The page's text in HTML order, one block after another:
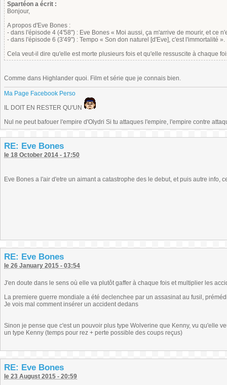
Spartéon a écrit :
Bonjour,
A propos d'Eve Bones :
- dans l'épisode 4 (4'58") : Eve Bones « Moi aussi, ça m'arrive de mourir, et ce
- dans l'épisode 6 (3'49") : Tempo « Son don naturel [d'Eve], c'est l'immortalité ».
Cela veut-il dire qu'elle est morte plusieurs fois et qu'elle ressuscite à chaque
Comme dans Highlander quoi. Film et série que je connais bien.
Ma Page Facebook Perso
IL DOIT EN RESTER QU'UN
Nul ne peut bafouer l'empire d'Olydri Si tu attaques l'empire, l'empire contre
RE: Eve Bones
le 18 October 2014 - 17:50
Eve Bones a l'air d'etre un aimant a catastrophe des le debut, et puis autre info,
RE: Eve Bones
le 26 January 2015 - 03:54
J'en doute dans le sens où elle va plutôt gaffer à chaque fois et multiplier les
La premiere guerre mondiale a été declenchee par un assasinat au fusil,
Je vois mal comment insérer un accident dedans
Sinon je pense que c'est un pouvoir plus type Wolverine que Kenny, vu qu'elle
un type Kenny (temps pour rez + perte possible des coups reçus)
RE: Eve Bones
le 23 August 2015 - 20:59